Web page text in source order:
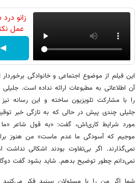
زانو
عمل
این فیلم از موضوع اجتماعی و خانوادگی
آن اطلاعاتی به مطبوعات ارائه نداده است.
را با مشارکت تلویزیون ساخته و این رسانه
جلیلی چندی پیش در حالی که به تازگی خبر
مورد شرایط کاری‌اش، گفت: «به قول شاعر «ما
موجیم که آسودگی ما عدم ماست» من هنوز
نمی‌گذارند. اگر بی‌تفاوت بودند اشکالی
نمی‌دانم چطور توضیح بدهم. شاید بشود گفت